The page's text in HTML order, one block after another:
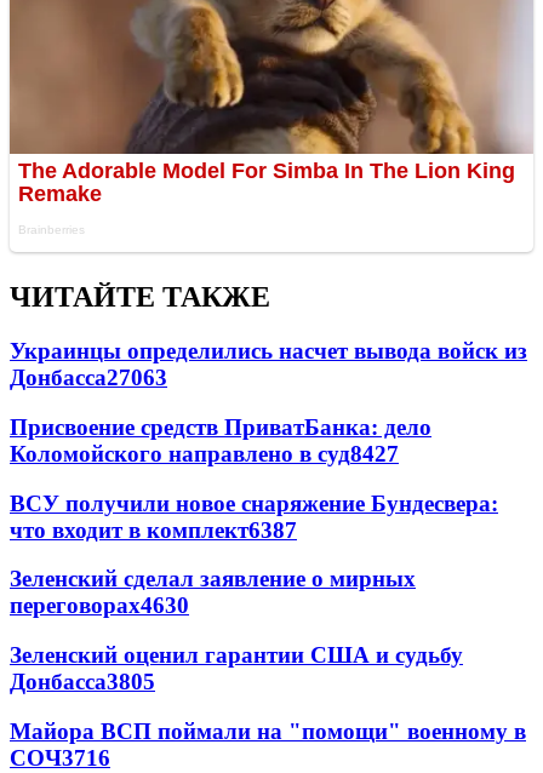
ЧИТАЙТЕ ТАКЖЕ
Украинцы определились насчет вывода войск из
Донбасса27063
Присвоение средств ПриватБанка: дело
Коломойского направлено в суд8427
ВСУ получили новое снаряжение Бундесвера:
что входит в комплект6387
Зеленский сделал заявление о мирных
переговорах4630
Зеленский оценил гарантии США и судьбу
Донбасса3805
Майора ВСП поймали на "помощи" военному в
СОЧ3716